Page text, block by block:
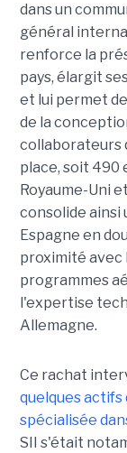
dans un
général
renforce la
pays, élargit
et lui permet
de la
collaborateurs
place, soit 490
Royaume-Uni
consolide ainsi
Espagne en
proximité avec
programmes
l'expertise
Allemagne.
Ce rachat
quelques actifs
spécialisée
SII s'était